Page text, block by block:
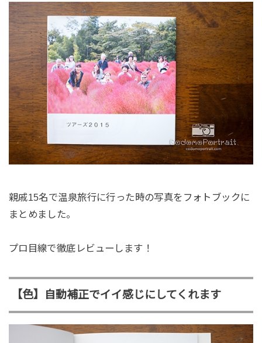
親戚15名で温泉旅行に行った時の写真をフォトブックに
まとめました。
プロ目線で徹底レビューします！
【色】自動補正でイイ感じにしてくれます